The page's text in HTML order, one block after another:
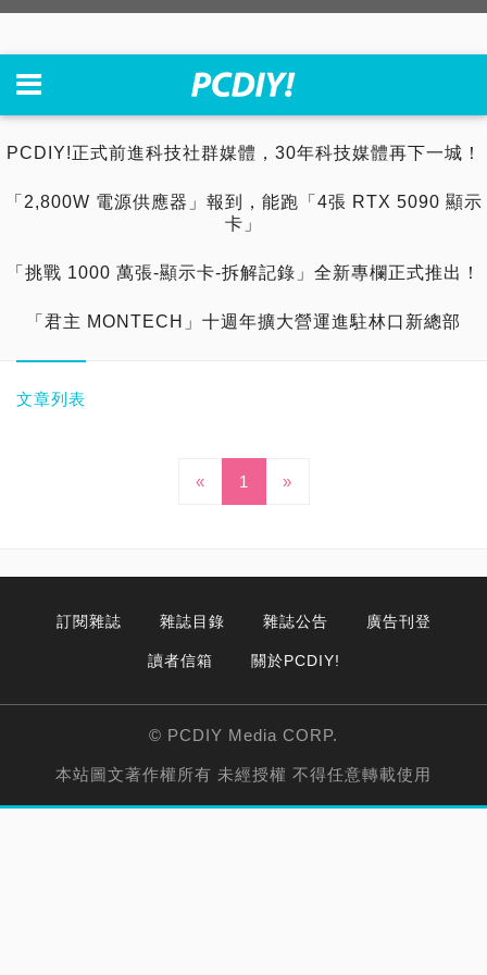
PCDIY!正式前進科技社群媒體，30年科技媒體再下一城！
「2,800W 電源供應器」報到，能跑「4張 RTX 5090 顯示
卡」
「挑戰 1000 萬張-顯示卡-拆解記錄」全新專欄正式推出！
「君主 MONTECH」十週年擴大營運進駐林口新總部
文章列表
« 1 »
訂閱雜誌 雜誌目錄 雜誌公告 廣告刊登
讀者信箱 關於PCDIY!
© PCDIY Media CORP.
本站圖文著作權所有 未經授權 不得任意轉載使用